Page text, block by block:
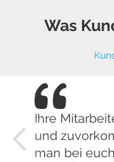
Was
Ihre
und
man bei